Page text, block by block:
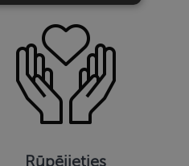
Rūpējieties
sīkdatnes
sīkdatnes